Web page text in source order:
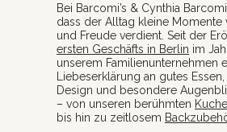
Bei Barcomi’s & Cynthia
dass der Alltag kleine Momente
und Freude verdient. Seit der
ersten Geschäfts in Berlin im
unserem Familienunternehmen
Liebeserklärung an gutes
Design und besondere
– von unseren berühmten
bis hin zu zeitlosem